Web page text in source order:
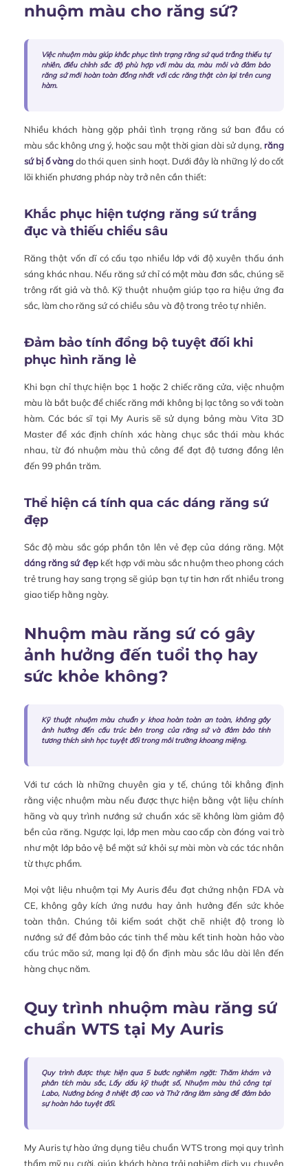
nhuộm màu cho răng sứ?
Việc nhuộm màu giúp khắc phục tình trạng răng sứ quá trắng thiếu tự
nhiên, điều chỉnh sắc độ phù hợp với màu da, màu môi và đảm bảo
răng sứ mới hoàn toàn đồng nhất với các răng thật còn lại trên cung
hàm.
Nhiều khách hàng gặp phải tình trạng răng sứ ban đầu có
màu sắc không ưng ý, hoặc sau một thời gian dài sử dụng, răng
sứ bị ố vàngdo thói quen sinh hoạt. Dưới đây là những lý do cốt
lõi khiến phương pháp này trở nên cần thiết:
Khắc phục hiện tượng răng sứ trắng
đục và thiếu chiều sâu
Răng thật vốn dĩ có cấu tạo nhiều lớp với độ xuyên thấu ánh
sáng khác nhau. Nếu răng sứ chỉ có một màu đơn sắc, chúng sẽ
trông rất giả và thô. Kỹ thuật nhuộm giúp tạo ra hiệu ứng đa
sắc, làm cho răng sứ có chiều sâu và độ trong trẻo tự nhiên.
Đảm bảo tính đồng bộ tuyệt đối khi
phục hình răng lẻ
Khi bạn chỉ thực hiện bọc 1 hoặc 2 chiếc răng cửa, việc nhuộm
màu là bắt buộc để chiếc răng mới không bị lạc tông so với toàn
hàm. Các bác sĩ tại My Auris sẽ sử dụng bảng màu Vita 3D
Master để xác định chính xác hàng chục sắc thái màu khác
nhau, từ đó nhuộm màu thủ công để đạt độ tương đồng lên
đến 99 phần trăm.
Thể hiện cá tính qua các dáng răng sứ
đẹp
Sắc độ màu sắc góp phần tôn lên vẻ đẹp của dáng răng. Một
dáng răng sứ đẹpkết hợp với màu sắc nhuộm theo phong cách
trẻ trung hay sang trọng sẽ giúp bạn tự tin hơn rất nhiều trong
giao tiếp hằng ngày.
Nhuộm màu răng sứ có gây
ảnh hưởng đến tuổi thọ hay
sức khỏe không?
Kỹ thuật nhuộm màu chuẩn y khoa hoàn toàn an toàn, không gây
ảnh hưởng đến cấu trúc bên trong của răng sứ và đảm bảo tính
tương thích sinh học tuyệt đối trong môi trường khoang miệng.
Với tư cách là những chuyên gia y tế, chúng tôi khẳng định
rằng việc nhuộm màu nếu được thực hiện bằng vật liệu chính
hãng và quy trình nướng sứ chuẩn xác sẽ không làm giảm độ
bền của răng. Ngược lại, lớp men màu cao cấp còn đóng vai trò
như một lớp bảo vệ bề mặt sứ khỏi sự mài mòn và các tác nhân
từ thực phẩm.
Mọi vật liệu nhuộm tại My Auris đều đạt chứng nhận FDA và
CE, không gây kích ứng nướu hay ảnh hưởng đến sức khỏe
toàn thân. Chúng tôi kiểm soát chặt chẽ nhiệt độ trong lò
nướng sứ để đảm bảo các tinh thể màu kết tinh hoàn hảo vào
cấu trúc mão sứ, mang lại độ ổn định màu sắc lâu dài lên đến
hàng chục năm.
Quy trình nhuộm màu răng sứ
chuẩn WTS tại My Auris
Quy trình được thực hiện qua 5 bước nghiêm ngặt: Thăm khám và
phân tích màu sắc, Lấy dấu kỹ thuật số, Nhuộm màu thủ công tại
Labo, Nướng bóng ở nhiệt độ cao và Thử răng lâm sàng để đảm bảo
sự hoàn hảo tuyệt đối.
My Auris tự hào ứng dụng tiêu chuẩn WTS trong mọi quy trình
thẩm mỹ nụ cười, giúp khách hàng trải nghiệm dịch vụ chuyên